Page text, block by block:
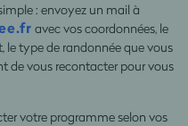
: envoyez un mail à
avec vos coordonnées, le
le type de randonnée que vous
de vous recontacter pour vous
votre programme selon vos